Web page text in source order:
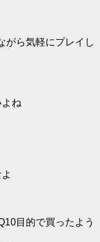
がら気軽にプレイし
ね
目的で買ったよう